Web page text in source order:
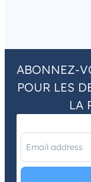
ABONNEZ-
POUR LES
LA